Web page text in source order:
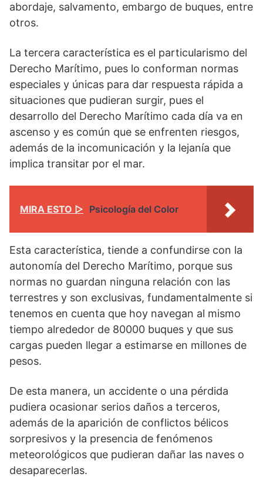
abordaje, salvamento, embargo de buques, entre
otros.
La tercera característica es el particularismo del
Derecho Marítimo, pues lo conforman normas
especiales y únicas para dar respuesta rápida a
situaciones que pudieran surgir, pues el
desarrollo del Derecho Marítimo cada día va en
ascenso y es común que se enfrenten riesgos,
además de la incomunicación y la lejanía que
implica transitar por el mar.
MIRA ESTO ▷ Psicología del Color
Esta característica, tiende a confundirse con la
autonomía del Derecho Marítimo, porque sus
normas no guardan ninguna relación con las
terrestres y son exclusivas, fundamentalmente si
tenemos en cuenta que hoy navegan al mismo
tiempo alrededor de 80000 buques y que sus
cargas pueden llegar a estimarse en millones de
pesos.
De esta manera, un accidente o una pérdida
pudiera ocasionar serios daños a terceros,
además de la aparición de conflictos bélicos
sorpresivos y la presencia de fenómenos
meteorológicos que pudieran dañar las naves o
desaparecerlas.